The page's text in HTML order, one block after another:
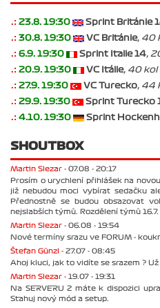
.: 23.8. 19:30 Sprint Británie
.: 30.8. 19:30 VC Británie, 40
.: 6.9. 19:30 Sprint Italie 14,
.: 20.9. 19:30 VC Itálie, 40 kol
.: 27.9. 19:30 VC Turecko, 44
.: 29.9. 19:30 Sprint Turecko
.: 4.10. 19:30 Sprint
SHOUTBOX
Martin Slezar - 07.08 - 20:17
Prosím o urychlení přihlášek na
již nebudou moci vybírat sedačku
Přednostně se budou obsazovat
nejslabších týmů. Rozdělení týmů 16.7.
Martin Slezar - 06.08 - 19:54
Nové termíny srazu ve FORUM -
Štefan Günzl - 27.07 - 08:45
Ahoj kluci, jak to vidíte se srazem ?
Martin Slezar - 19.07 - 19:31
Na SERVERU 2 máte k dispozici
Stahuj nový mód a setup.